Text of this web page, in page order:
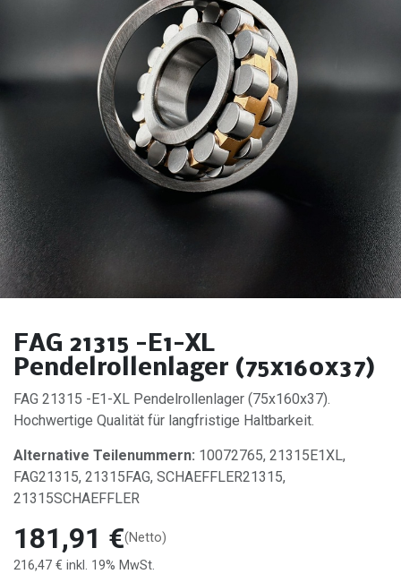
FAG 21315 -E1-XL
Pendelrollenlager (75x160x37)
FAG 21315 -E1-XL Pendelrollenlager (75x160x37).
Hochwertige Qualität für langfristige Haltbarkeit.
Alternative Teilenummern: 10072765, 21315E1XL,
FAG21315, 21315FAG, SCHAEFFLER21315,
21315SCHAEFFLER
181,91 €(Netto)
216,47 € inkl. 19% MwSt.